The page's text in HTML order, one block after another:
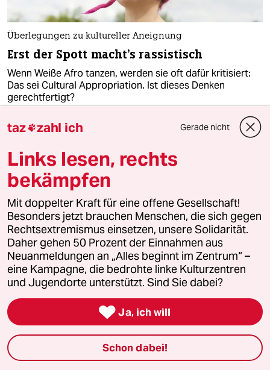
Überlegungen zu kultureller Aneignung
Erst der Spott macht's rassistisch
Wenn Weiße Afro tanzen, werden sie oft dafür kritisiert:
Das sei Cultural Appropriation. Ist dieses Denken
gerechtfertigt?
„Das ist kein Generationending“
der Lesbenbewegung am Beispiel des Lesbischen
Aktionszentrums. Lara Ledwa hat dazu geforscht.
taz zahl ich Gerade nicht
Links lesen, rechts
bekämpfen
Mit doppelter Kraft für eine offene Gesellschaft!
Besonders jetzt brauchen Menschen, die sich gegen
Rechtsextremismus einsetzen, unsere Solidarität.
Daher gehen 50 Prozent der Einnahmen aus
Neuanmeldungen an „Alles beginnt im Zentrum“ –
eine Kampagne, die bedrohte linke Kulturzentren
und Jugendorte unterstützt. Sind Sie dabei?
 Ja, ich will
Schon dabei!